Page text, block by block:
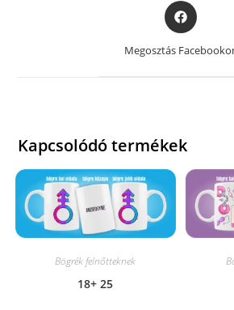
Opens
in
a
new
Megosztás
Kapcsolódó termékek
Bögrék felnőtteknek
18+ 25